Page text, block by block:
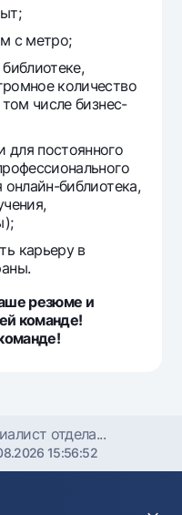
с метро;
количество
числе бизнес-
постоянного
онлайн-библиотека,
карьеру в
резюме и
команде!
отдела...
15:56:52